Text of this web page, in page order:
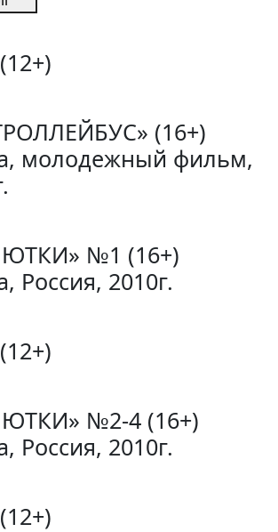
(16+)
молодежный фильм,
№1 (16+)
Россия, 2010г.
№2-4 (16+)
Россия, 2010г.